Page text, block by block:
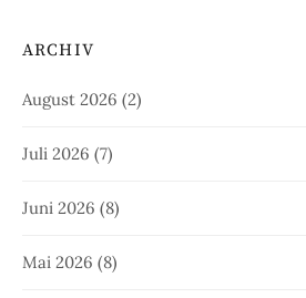
ARCHIV
August 2026 (2)
Juli 2026 (7)
Juni 2026 (8)
Mai 2026 (8)